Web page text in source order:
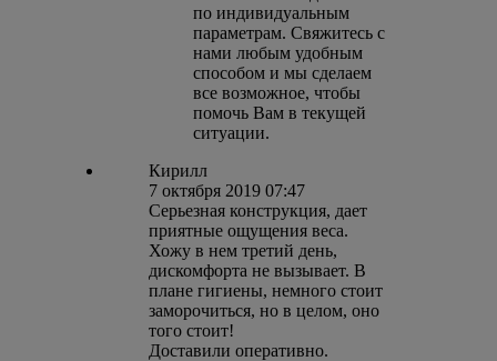
по индивидуальным
параметрам. Свяжитесь с
нами любым удобным
способом и мы сделаем
все возможное, чтобы
помочь Вам в текущей
ситуации.
Кирилл
7 октября 2019 07:47
Серьезная конструкция, дает
приятные ощущения веса.
Хожу в нем третий день,
дискомфорта не вызывает. В
плане гигиены, немного стоит
заморочиться, но в целом, оно
того стоит!
Доставили оперативно.